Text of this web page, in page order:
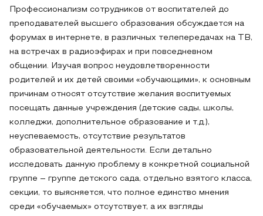
Профессионализм сотрудников от воспитателей до
преподавателей высшего образования обсуждается на
форумах в интернете, в различных телепередачах на ТВ,
на встречах в радиоэфирах и при повседневном
общении. Изучая вопрос неудовлетворенности
родителей и их детей своими «обучающими», к основным
причинам относят отсутствие желания воспитуемых
посещать данные учреждения (детские сады, школы,
колледжи, дополнительное образование и т.д.),
неуспеваемость, отсутствие результатов
образовательной деятельности. Если детально
исследовать данную проблему в конкретной социальной
группе – группе детского сада, отдельно взятого класса,
секции, то выясняется, что полное единство мнения
среди «обучаемых» отсутствует, а их взгляды